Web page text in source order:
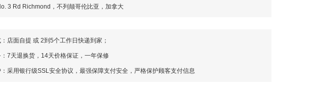
3 Rd Richmond，不列颠哥伦比亚，加拿大
店面自提 或 2到5个工作日快递到家；
7天退换货，14天价格保证，一年保修
采用银行级SSL安全协议，最强保障支付安全，严格保护顾客支付信息